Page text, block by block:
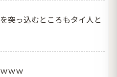
突っ込むところもタイ人と
ｗｗ